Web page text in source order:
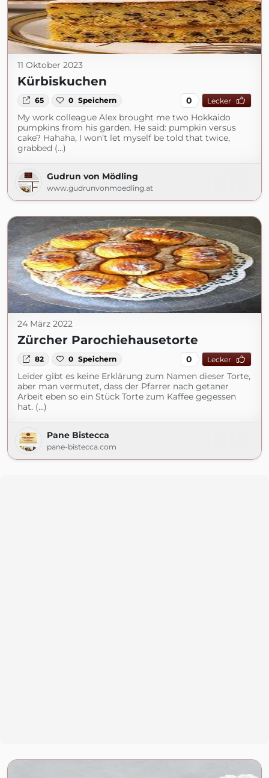
11 Oktober 2023
Kürbiskuchen
65 0 Speichern 0 Lecker
My work colleague Alex brought me two Hokkaido
pumpkins from his garden. He said: pumpkin versus
cake? Hahaha, I won’t let myself be told that twice,
grabbed (...)
Gudrun von Mödling
www.gudrunvonmoedling.at
24 März 2022
Zürcher Parochiehausetorte
82 0 Speichern 0 Lecker
Leider gibt es keine Erklärung zum Namen dieser Torte,
aber man vermutet, dass der Pfarrer nach getaner
Arbeit eben so ein Stück Torte zum Kaffee gegessen
hat. (...)
Pane Bistecca
pane-bistecca.com